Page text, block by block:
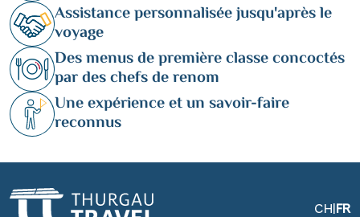
Assistance personnalisée jusqu'après le
voyage
Des menus de première classe concoctés
par des chefs de renom
Une expérience et un savoir-faire
reconnus
CH|FR